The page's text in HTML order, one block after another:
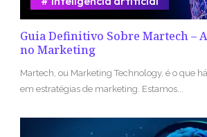
Guia Definitivo Sobre Martech –
no Marketing
Martech, ou Marketing Technology, é o que
em estratégias de marketing. Estamos...